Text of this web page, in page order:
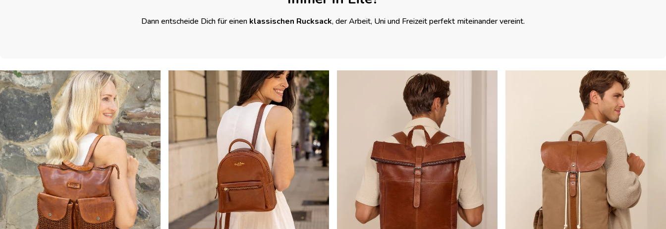
Dann entscheide Dich für einen klassischen Rucksack, der Arbeit, Uni und Freizeit perfekt miteinander vereint.